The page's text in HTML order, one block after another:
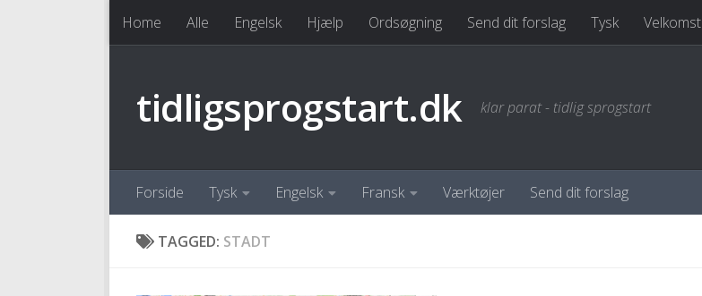
Skip to content
Home Alle Engelsk Hjælp Ordsøgning Send dit forslag Tysk Velkomst
tidligsprogstart.dk klar parat - tidlig sprogstart
Forside Tysk Engelsk Fransk Værktøjer Send dit forslag
TAGGED: STADT